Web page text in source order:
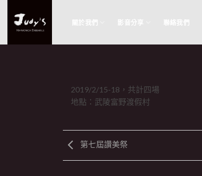
content
關於我們 影音分享 聯絡我們
2019/2/15-18，共計四場
地點：武陵富野渡假村
第七屆讚美祭